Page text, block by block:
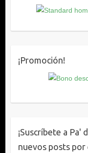
¡Promoción!
¡Suscríbete a Pa'
nuevos posts por